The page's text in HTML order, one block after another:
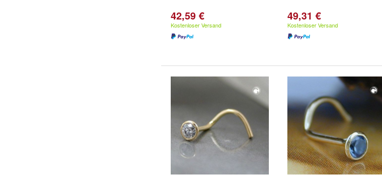
42,59 €
Kostenloser Versand
49,31 €
Kostenloser Versand